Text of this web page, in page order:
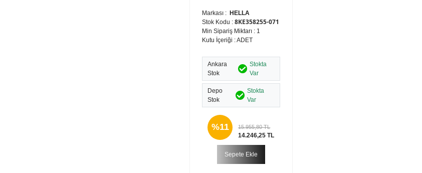
Markası : HELLA
Stok Kodu : 8KE358255-071
Min Sipariş Miktarı : 1
Kutu İçeriği : ADET
Ankara
Stok
Stokta
Var
Depo
Stok
Stokta
Var
%11 15.955,80 TL
14.246,25 TL
Sepete Ekle